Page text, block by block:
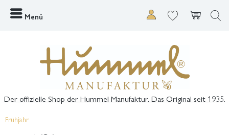
Menü
Der offizielle Shop der Hummel Manufaktur. Das Original seit 1935.
Frühjahr